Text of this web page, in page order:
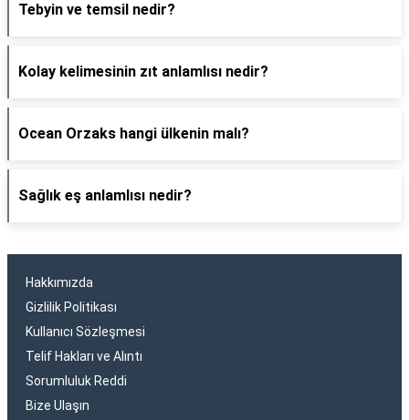
Tebyin ve temsil nedir?
Kolay kelimesinin zıt anlamlısı nedir?
Ocean Orzaks hangi ülkenin malı?
Sağlık eş anlamlısı nedir?
Hakkımızda
Gizlilik Politikası
Kullanıcı Sözleşmesi
Telif Hakları ve Alıntı
Sorumluluk Reddi
Bize Ulaşın